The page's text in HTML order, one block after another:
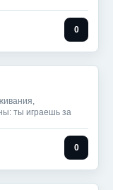
0
ты играешь за
0